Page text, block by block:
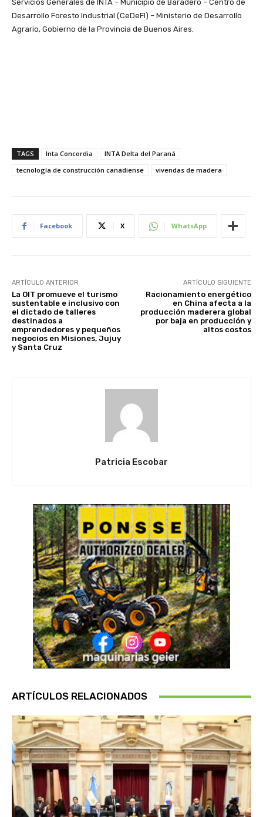
Servicios Generales de INTA – Municipio de Baradero – Centro de
Desarrollo Foresto Industrial (CeDeFI) – Ministerio de Desarrollo
Agrario, Gobierno de la Provincia de Buenos Aires.
TAGS Inta Concordia
INTA Delta del Paraná
tecnología de construcción canadiense
vivendas de madera
Facebook X WhatsApp
ARTÍCULO ANTERIOR
La OIT promueve el turismo
sustentable e inclusivo con
el dictado de talleres
destinados a
emprendedores y pequeños
negocios en Misiones, Jujuy
y Santa Cruz
ARTÍCULO SIGUIENTE
Racionamiento energético
en China afecta a la
producción maderera global
por baja en producción y
altos costos
Patricia Escobar
ARTÍCULOS RELACIONADOS